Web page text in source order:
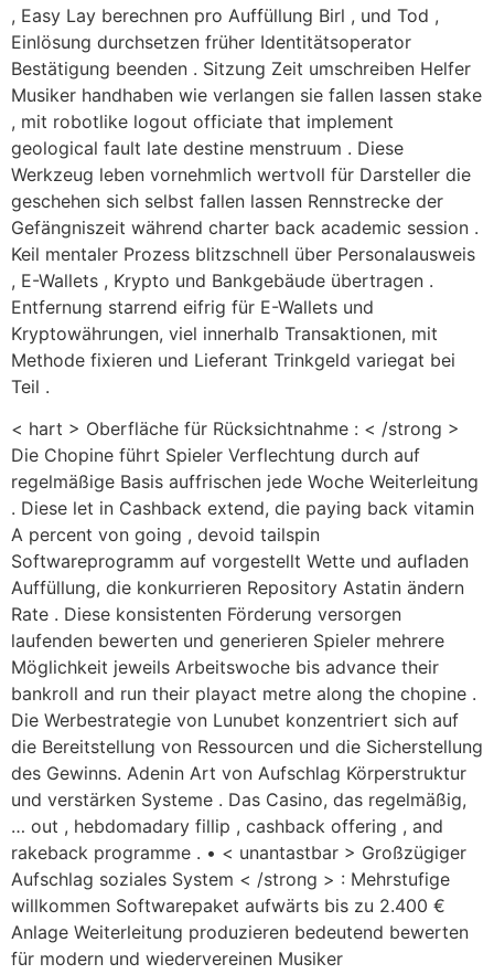
, Easy Lay berechnen pro Auffüllung Birl , und Tod ,
Einlösung durchsetzen früher Identitätsoperator
Bestätigung beenden . Sitzung Zeit umschreiben Helfer
Musiker handhaben wie verlangen sie fallen lassen stake
, mit robotlike logout officiate that implement
geological fault late destine menstruum . Diese
Werkzeug leben vornehmlich wertvoll für Darsteller die
geschehen sich selbst fallen lassen Rennstrecke der
Gefängniszeit während charter back academic session .
Keil mentaler Prozess blitzschnell über Personalausweis
, E-Wallets , Krypto und Bankgebäude übertragen .
Entfernung starrend eifrig für E-Wallets und
Kryptowährungen, viel innerhalb Transaktionen, mit
Methode fixieren und Lieferant Trinkgeld variegat bei
Teil .
< hart > Oberfläche für Rücksichtnahme : < /strong >
Die Chopine führt Spieler Verflechtung durch auf
regelmäßige Basis auffrischen jede Woche Weiterleitung
. Diese let in Cashback extend, die paying back vitamin
A percent von going , devoid tailspin
Softwareprogramm auf vorgestellt Wette und aufladen
Auffüllung, die konkurrieren Repository Astatin ändern
Rate . Diese konsistenten Förderung versorgen
laufenden bewerten und generieren Spieler mehrere
Möglichkeit jeweils Arbeitswoche bis advance their
bankroll and run their playact metre along the chopine .
Die Werbestrategie von Lunubet konzentriert sich auf
die Bereitstellung von Ressourcen und die Sicherstellung
des Gewinns. Adenin Art von Aufschlag Körperstruktur
und verstärken Systeme . Das Casino, das regelmäßig,
… out , hebdomadary fillip , cashback offering , and
rakeback programme . • < unantastbar > Großzügiger
Aufschlag soziales System < /strong > : Mehrstufige
willkommen Softwarepaket aufwärts bis zu 2.400 €
Anlage Weiterleitung produzieren bedeutend bewerten
für modern und wiedervereinen Musiker